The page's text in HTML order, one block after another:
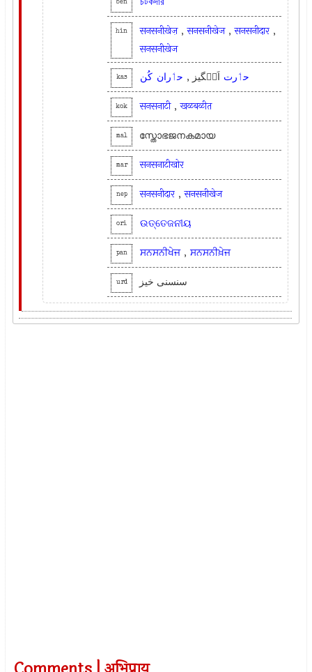
ben
hin सनसनीख़ेज़ ,सनसनीखेज ,सनसनीदार ,
सनसनीख़ेज
kas حٲرت اَنٛگیز , حٲران کُن
kok सनसनाटी ,खळबळीत
mal സ്തോഭജനകമായ
mar सनसनाटीखोर
nep सनसनीदार ,सनसनीखेज
ori ଉତ୍ତେଜନୀୟ
pan ਸਨਸਨੀਖੇਜ , ਸਨਸਨੀਖ਼ੇਜ
urd سنسنی خیز